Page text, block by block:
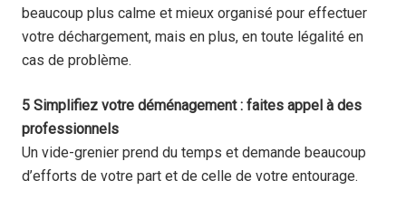
beaucoup plus calme et mieux organisé pour effectuer
votre déchargement, mais en plus, en toute légalité en
cas de problème.
5 Simplifiez votre déménagement : faites appel à des
professionnels
Un vide-grenier prend du temps et demande beaucoup
d’efforts de votre part et de celle de votre entourage.